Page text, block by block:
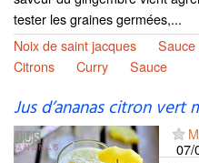
tester les graines germées,...
Noix de saint jacques
Sauce
Citrons
Curry Sauce
Jus d’ananas citron vert
07/